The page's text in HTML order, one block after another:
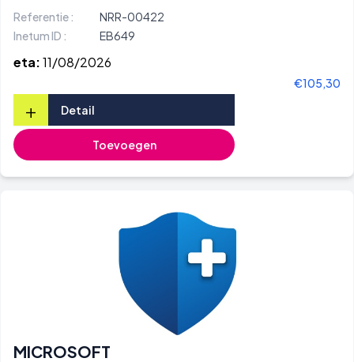
Referentie :
NRR-00422
Inetum ID :
EB649
eta:11/08/2026
€105,30
+ Detail
Toevoegen
MICROSOFT